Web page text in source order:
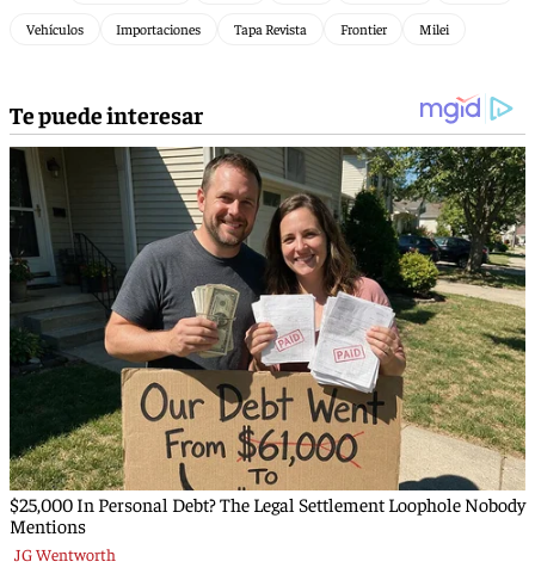
Vehículos Importaciones Tapa Revista Frontier Milei